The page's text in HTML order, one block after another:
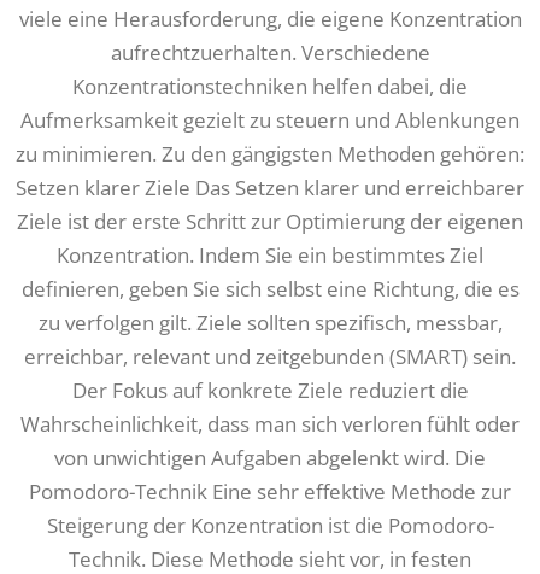
viele eine Herausforderung, die eigene Konzentration
aufrechtzuerhalten. Verschiedene
Konzentrationstechniken helfen dabei, die
Aufmerksamkeit gezielt zu steuern und Ablenkungen
zu minimieren. Zu den gängigsten Methoden gehören:
Setzen klarer Ziele Das Setzen klarer und erreichbarer
Ziele ist der erste Schritt zur Optimierung der eigenen
Konzentration. Indem Sie ein bestimmtes Ziel
definieren, geben Sie sich selbst eine Richtung, die es
zu verfolgen gilt. Ziele sollten spezifisch, messbar,
erreichbar, relevant und zeitgebunden (SMART) sein.
Der Fokus auf konkrete Ziele reduziert die
Wahrscheinlichkeit, dass man sich verloren fühlt oder
von unwichtigen Aufgaben abgelenkt wird. Die
Pomodoro-Technik Eine sehr effektive Methode zur
Steigerung der Konzentration ist die Pomodoro-
Technik. Diese Methode sieht vor, in festen